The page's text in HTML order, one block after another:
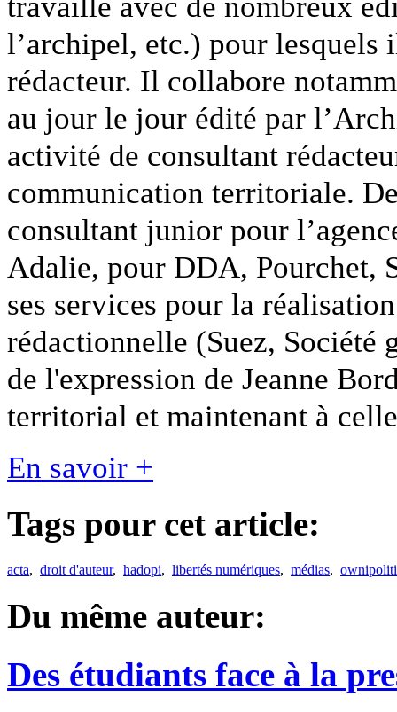
l’archipel, etc.) pour lesquels
rédacteur. Il collabore
au jour le jour édité par
activité de consultant
communication territoriale.
consultant junior pour
Adalie, pour DDA, Pourchet,
ses services pour la
rédactionnelle (Suez,
de l'expression de Jeanne
territorial et maintenant à
En savoir +
Tags pour cet article:
acta, droit d'auteur, hadopi, libertés numériques, médias,
Du même auteur:
Des étudiants face à la